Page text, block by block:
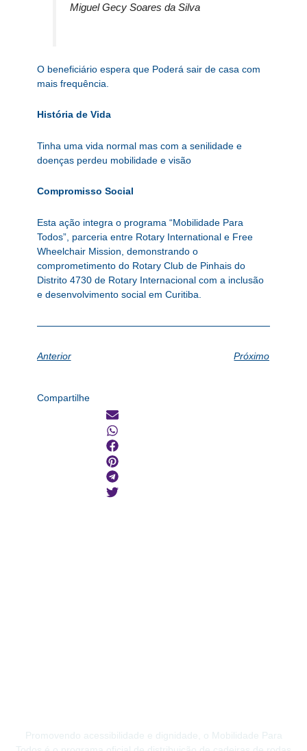
Miguel Gecy Soares da Silva
O beneficiário espera que Poderá sair de casa com
mais frequência.
História de Vida
Tinha uma vida normal mas com a senilidade e
doenças perdeu mobilidade e visão
Compromisso Social
Esta ação integra o programa “Mobilidade Para
Todos”, parceria entre Rotary International e Free
Wheelchair Mission, demonstrando o
comprometimento do Rotary Club de Pinhais do
Distrito 4730 de Rotary Internacional com a inclusão
e desenvolvimento social em Curitiba.
Anterior Próximo
Compartilhe
Promovendo acessibilidade e dignidade, o Mobilidade Para